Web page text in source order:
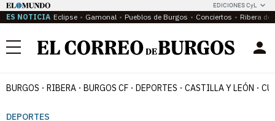
EDICIONES CyL
ES NOTICIA Eclipse Gamonal Pueblos de Burgos Conciertos Ribera del
Menú
BURGOS RIBERA BURGOS CF DEPORTES CASTILLA Y LEÓN
DEPORTES